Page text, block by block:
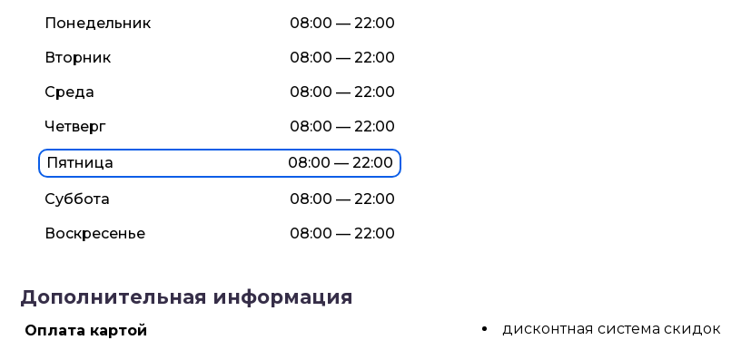
Понедельник
08:00 — 22:00
Вторник
08:00 — 22:00
Среда
08:00 — 22:00
Четверг
08:00 — 22:00
Пятница 08:00 — 22:00
Суббота
08:00 — 22:00
Воскресенье
08:00 — 22:00
Дополнительная информация
Оплата картой
дисконтная система скидок